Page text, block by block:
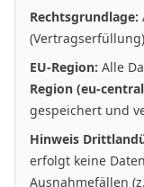
Rechtsgrundlage:
(Vertragserfüllung)
EU-Region: Alle
Region (eu-
gespeichert und
Hinweis
erfolgt keine
Ausnahmefällen